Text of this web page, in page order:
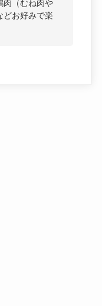
肉（むね肉や
どお好みで楽